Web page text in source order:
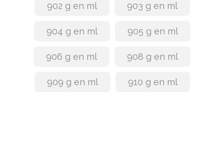
902 g en ml 903 g en ml
904 g en ml 905 g en ml
906 g en ml 908 g en ml
909 g en ml 910 g en ml